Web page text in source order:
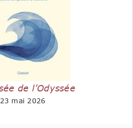
de l’Odyssée
23 mai 2026